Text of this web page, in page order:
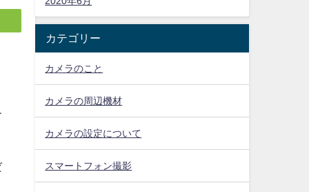
カテゴリー
カメラのこと
カメラの周辺機材
カメラの設定について
スマートフォン撮影